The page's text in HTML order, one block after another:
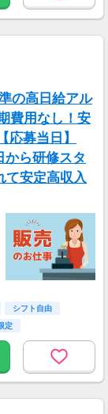
の高日給アル
費用なし！安
募当日】
から研修スタ
て安定高収入
シフト自由
定